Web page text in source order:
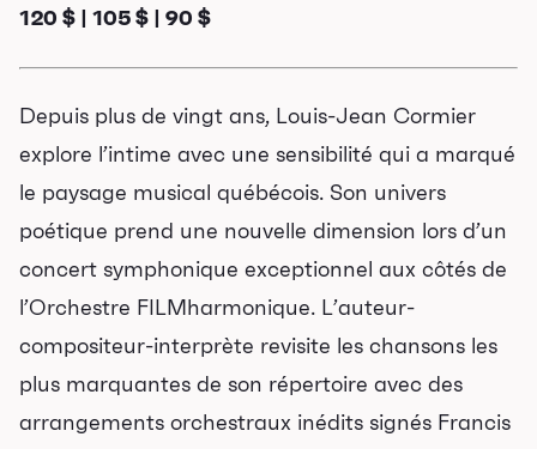
Programmation
Mises en vente
Promotions
120 $ | 105 $ | 90 $
Depuis plus de vingt ans, Louis-Jean Cormier
explore l’intime avec une sensibilité qui a marqué
le paysage musical québécois. Son univers
poétique prend une nouvelle dimension lors d’un
concert symphonique exceptionnel aux côtés de
l’Orchestre FILMharmonique. L’auteur-
compositeur-interprète revisite les chansons les
plus marquantes de son répertoire avec des
arrangements orchestraux inédits signés Francis